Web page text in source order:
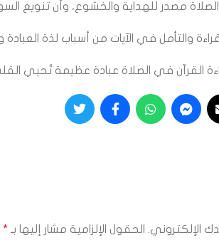
مصدر للهداية والخشوع، وأن تنويع
والتأمل في الآيات من أسباب لذة
القرآن في الصلاة عبادة عظيمة تُحيي
الإلكتروني. الحقول الإلزامية مشار إليها بـ *